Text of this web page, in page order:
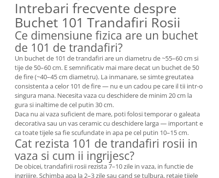
Intrebari frecvente despre
Buchet 101 Trandafiri Rosii
Ce dimensiune fizica are un buchet
de 101 de trandafiri?
Un buchet de 101 de trandafiri are un diametru de ~55–60 cm si
tije de 50–60 cm. E semnificativ mai mare decat un buchet de 50
de fire (~40–45 cm diametru). La inmanare, se simte greutatea
consistenta a celor 101 de fire — nu e un cadou pe care il tii intr-o
singura mana. Necesita vaza cu deschidere de minim 20 cm la
gura si inaltime de cel putin 30 cm.
Daca nu ai vaza suficient de mare, poti folosi temporar o galeata
decorativa sau un vas ceramic cu deschidere larga — important e
ca toate tijele sa fie scufundate in apa pe cel putin 10–15 cm.
Cat rezista 101 de trandafiri rosii in
vaza si cum ii ingrijesc?
De obicei, trandafirii rosii rezista 7–10 zile in vaza, in functie de
ingrijire. Schimba apa la 2–3 zile sau cand se tulbura, retaie tijele